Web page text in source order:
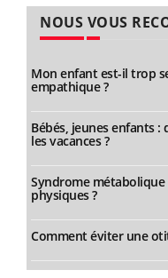
NOUS VOUS
Mon enfant est-il trop
empathique ?
Bébés, jeunes enfants
les vacances ?
Syndrome métabolique
physiques ?
Comment éviter une